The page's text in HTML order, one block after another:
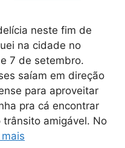
neste fim de
na cidade no
7 de setembro.
saíam em direção
para aproveitar
pra cá encontrar
amigável. No